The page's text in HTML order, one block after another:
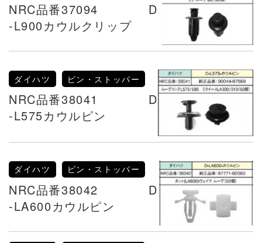
NRC品番37094 D
-L900カウルクリップ
ダイハツ ピン・ストッパー
NRC品番38041 D
-L575カウルピン
ダイハツ ピン・ストッパー
NRC品番38042 D
-LA600カウルピン